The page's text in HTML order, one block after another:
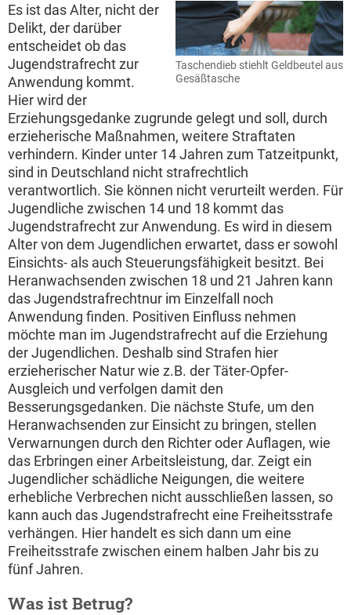
Taschendieb stiehlt Geldbeutel aus
Gesäßtasche
Es ist das Alter, nicht der
Delikt, der darüber
entscheidet ob das
Jugendstrafrecht zur
Anwendung kommt.
Hier wird der
Erziehungsgedanke zugrunde gelegt und soll, durch
erzieherische Maßnahmen, weitere Straftaten
verhindern. Kinder unter 14 Jahren zum Tatzeitpunkt,
sind in Deutschland nicht strafrechtlich
verantwortlich. Sie können nicht verurteilt werden. Für
Jugendliche zwischen 14 und 18 kommt das
Jugendstrafrecht zur Anwendung. Es wird in diesem
Alter von dem Jugendlichen erwartet, dass er sowohl
Einsichts- als auch Steuerungsfähigkeit besitzt. Bei
Heranwachsenden zwischen 18 und 21 Jahren kann
das Jugendstrafrechtnur im Einzelfall noch
Anwendung finden. Positiven Einfluss nehmen
möchte man im Jugendstrafrecht auf die Erziehung
der Jugendlichen. Deshalb sind Strafen hier
erzieherischer Natur wie z.B. der Täter-Opfer-
Ausgleich und verfolgen damit den
Besserungsgedanken. Die nächste Stufe, um den
Heranwachsenden zur Einsicht zu bringen, stellen
Verwarnungen durch den Richter oder Auflagen, wie
das Erbringen einer Arbeitsleistung, dar. Zeigt ein
Jugendlicher schädliche Neigungen, die weitere
erhebliche Verbrechen nicht ausschließen lassen, so
kann auch das Jugendstrafrecht eine Freiheitsstrafe
verhängen. Hier handelt es sich dann um eine
Freiheitsstrafe zwischen einem halben Jahr bis zu
fünf Jahren.
Was ist Betrug?